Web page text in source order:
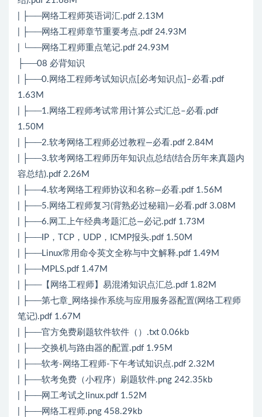
| ├──网络工程师英语词汇.pdf 2.13M
| ├──网络工程师章节重要考点.pdf 24.93M
| └──网络工程师重点笔记.pdf 24.93M
├──08 必背知识
| ├──0.网络工程师考试知识点[必考知识点]–必看.pdf
1.63M
| ├──1.网络工程师考试常用计算公式汇总–必看.pdf
1.50M
| ├──2.软考网络工程师必过教程—必看.pdf 2.84M
| ├──3.软考网络工程师历年知识点总结(结合历年来真题内
容总结).pdf 2.26M
| ├──4.软考网络工程师协议和名称—必看.pdf 1.56M
| ├──5.网络工程师复习(背熟必过秘籍)—必看.pdf 3.08M
| ├──6.网工上午经典考题汇总—必记.pdf 1.73M
| ├──IP，TCP，UDP，ICMP报头.pdf 1.50M
| ├──Linux常用命令英文全称与中文解释.pdf 1.49M
| ├──MPLS.pdf 1.47M
| ├──【网络工程师】易混淆知识点汇总.pdf 1.82M
| ├──第七章_网络操作系统与应用服务器配置(网络工程师
笔记).pdf 1.67M
| ├──官方免费刷题软件软件（）.txt 0.06kb
| ├──交换机与路由器的配置.pdf 1.95M
| ├──软考-网络工程师-下午考试知识点.pdf 2.32M
| ├──软考免费（小程序）刷题软件.png 242.35kb
| ├──网工考试之linux.pdf 1.52M
| ├──网络工程师.png 458.29kb